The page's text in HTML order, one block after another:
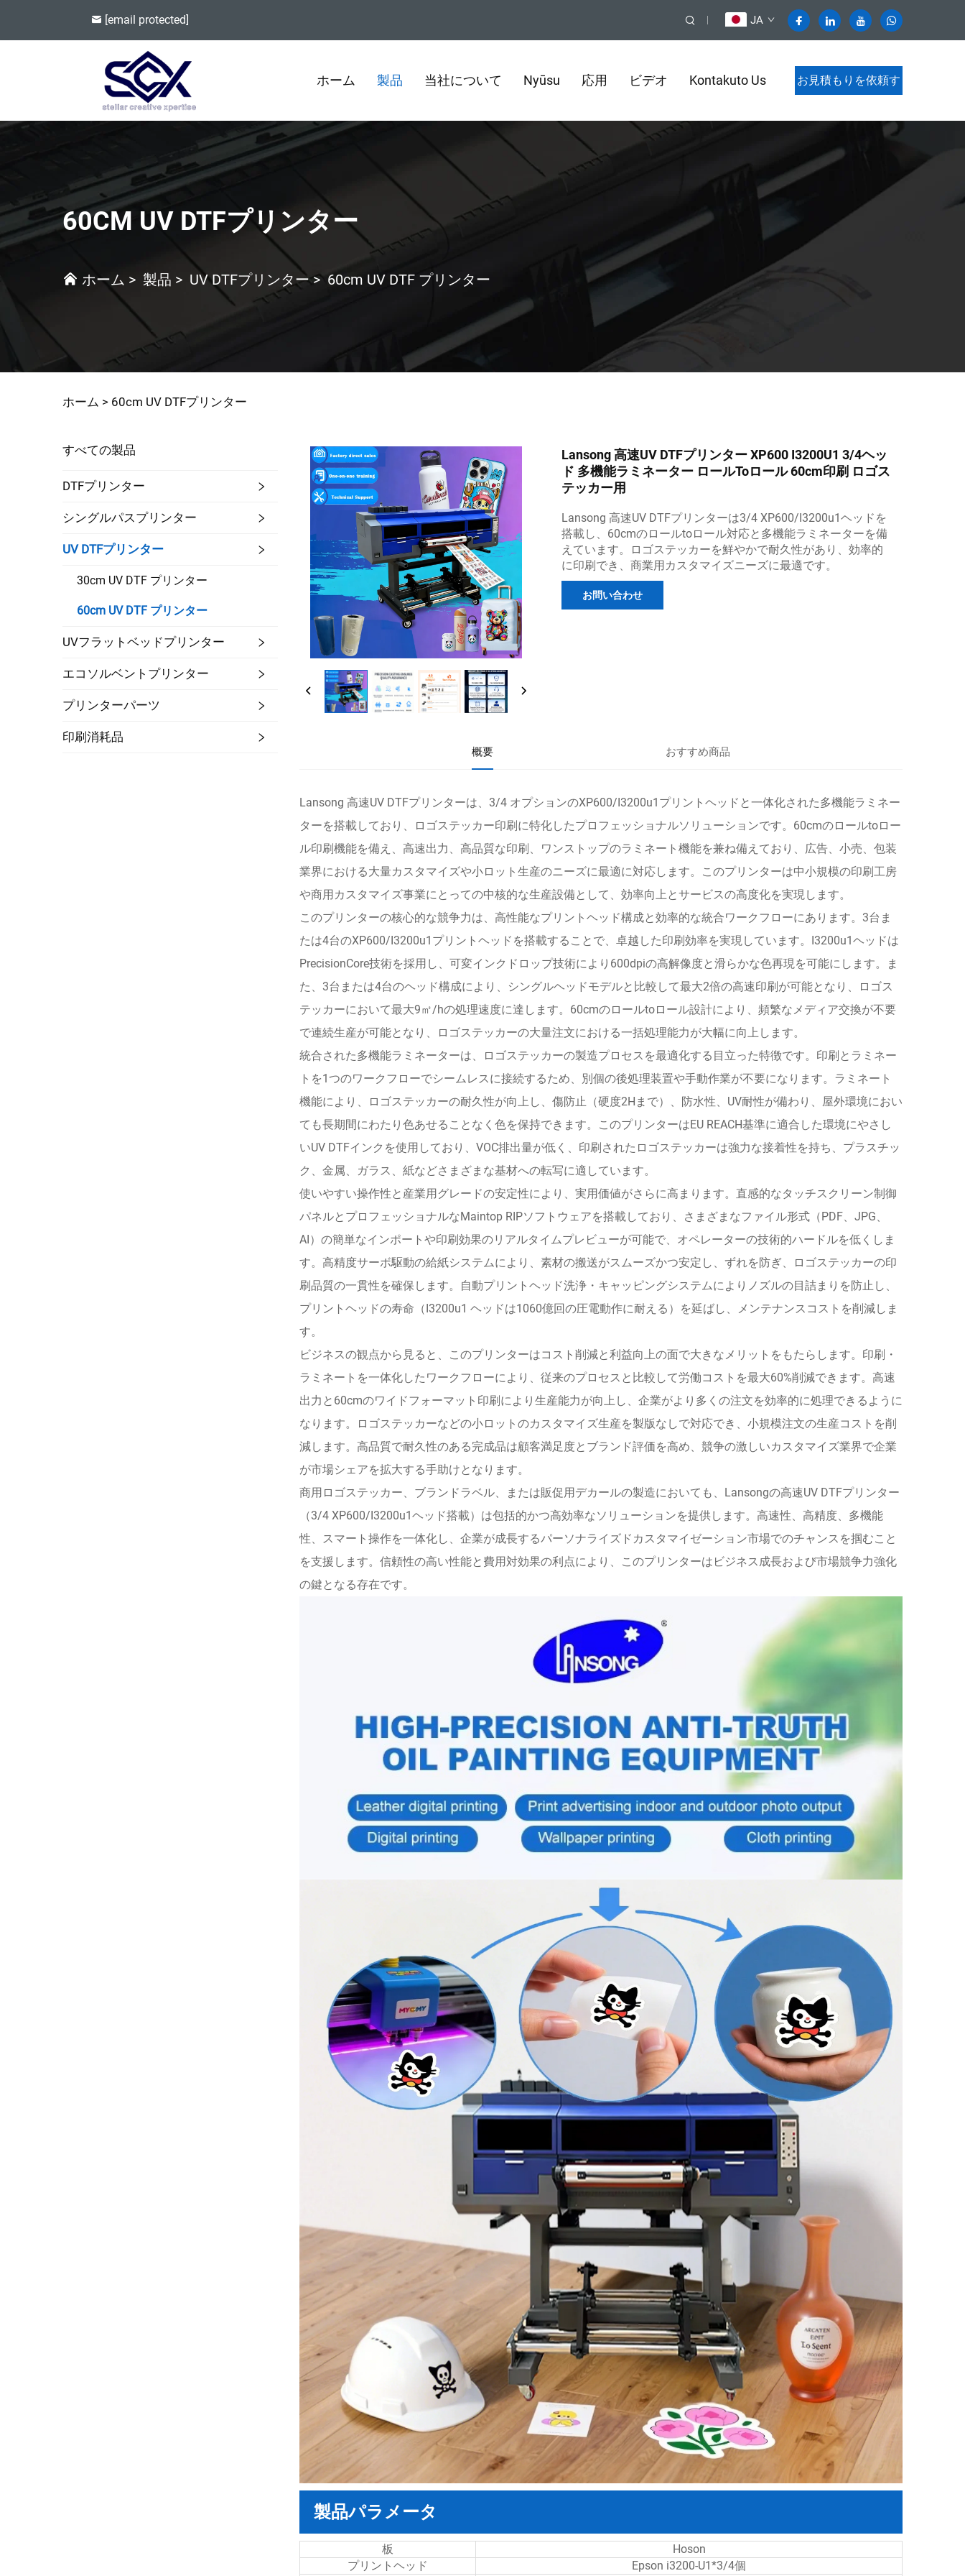
[email protected] JA
ホーム 製品 当社について Nyūsu 応用 ビデオ Kontakuto Us お見積もりを依頼す
60CM UV DTFプリンター
ホーム > 製品 > UV DTFプリンター>60cm UV DTF プリンター
ホーム > 60cm UV DTFプリンター
すべての製品
DTFプリンター
シングルパスプリンター
UV DTFプリンター
30cm UV DTF プリンター
60cm UV DTF プリンター
UVフラットベッドプリンター
エコソルベントプリンター
プリンターパーツ
印刷消耗品
Lansong 高速UV DTFプリンター XP600 I3200U1 3/4ヘッ
ド 多機能ラミネーター ロールtoロール 60cm印刷 ロゴス
テッカー用
Lansong 高速UV DTFプリンターは3/4 XP600/I3200u1ヘッドを
搭載し、60cmのロールtoロール対応と多機能ラミネーターを備
えています。ロゴステッカーを鮮やかで耐久性があり、効率的
に印刷でき、商業用カスタマイズニーズに最適です。
お問い合わせ
概要 おすすめ商品
Lansong 高速UV DTFプリンターは、3/4 オプションのXP600/I3200u1プリントヘッドと一体化された多機能ラミネー
ターを搭載しており、ロゴステッカー印刷に特化したプロフェッショナルソリューションです。60cmのロールtoロー
ル印刷機能を備え、高速出力、高品質な印刷、ワンストップのラミネート機能を兼ね備えており、広告、小売、包装
業界における大量カスタマイズや小ロット生産のニーズに最適に対応します。このプリンターは中小規模の印刷工房
や商用カスタマイズ事業にとっての中核的な生産設備として、効率向上とサービスの高度化を実現します。
このプリンターの核心的な競争力は、高性能なプリントヘッド構成と効率的な統合ワークフローにあります。3台ま
たは4台のXP600/I3200u1プリントヘッドを搭載することで、卓越した印刷効率を実現しています。I3200u1ヘッドは
PrecisionCore技術を採用し、可変インクドロップ技術により600dpiの高解像度と滑らかな色再現を可能にします。ま
た、3台または4台のヘッド構成により、シングルヘッドモデルと比較して最大2倍の高速印刷が可能となり、ロゴス
テッカーにおいて最大9㎡/hの処理速度に達します。60cmのロールtoロール設計により、頻繁なメディア交換が不要
で連続生産が可能となり、ロゴステッカーの大量注文における一括処理能力が大幅に向上します。
統合された多機能ラミネーターは、ロゴステッカーの製造プロセスを最適化する目立った特徴です。印刷とラミネー
トを1つのワークフローでシームレスに接続するため、別個の後処理装置や手動作業が不要になります。ラミネート
機能により、ロゴステッカーの耐久性が向上し、傷防止（硬度2Hまで）、防水性、UV耐性が備わり、屋外環境におい
ても長期間にわたり色あせることなく色を保持できます。このプリンターはEU REACH基準に適合した環境にやさし
いUV DTFインクを使用しており、VOC排出量が低く、印刷されたロゴステッカーは強力な接着性を持ち、プラスチッ
ク、金属、ガラス、紙などさまざまな基材への転写に適しています。
使いやすい操作性と産業用グレードの安定性により、実用価値がさらに高まります。直感的なタッチスクリーン制御
パネルとプロフェッショナルなMaintop RIPソフトウェアを搭載しており、さまざまなファイル形式（PDF、JPG、
AI）の簡単なインポートや印刷効果のリアルタイムプレビューが可能で、オペレーターの技術的ハードルを低くしま
す。高精度サーボ駆動の給紙システムにより、素材の搬送がスムーズかつ安定し、ずれを防ぎ、ロゴステッカーの印
刷品質の一貫性を確保します。自動プリントヘッド洗浄・キャッピングシステムによりノズルの目詰まりを防止し、
プリントヘッドの寿命（I3200u1 ヘッドは1060億回の圧電動作に耐える）を延ばし、メンテナンスコストを削減しま
す。
ビジネスの観点から見ると、このプリンターはコスト削減と利益向上の面で大きなメリットをもたらします。印刷・
ラミネートを一体化したワークフローにより、従来のプロセスと比較して労働コストを最大60%削減できます。高速
出力と60cmのワイドフォーマット印刷により生産能力が向上し、企業がより多くの注文を効率的に処理できるように
なります。ロゴステッカーなどの小ロットのカスタマイズ生産を製版なしで対応でき、小規模注文の生産コストを削
減します。高品質で耐久性のある完成品は顧客満足度とブランド評価を高め、競争の激しいカスタマイズ業界で企業
が市場シェアを拡大する手助けとなります。
商用ロゴステッカー、ブランドラベル、または販促用デカールの製造においても、Lansongの高速UV DTFプリンター
（3/4 XP600/I3200u1ヘッド搭載）は包括的かつ高効率なソリューションを提供します。高速性、高精度、多機能
性、スマート操作を一体化し、企業が成長するパーソナライズドカスタマイゼーション市場でのチャンスを掴むこと
を支援します。信頼性の高い性能と費用対効果の利点により、このプリンターはビジネス成長および市場競争力強化
の鍵となる存在です。
製品パラメータ
板
Hoson
プリントヘッド
Epson i3200-U1*3/4個